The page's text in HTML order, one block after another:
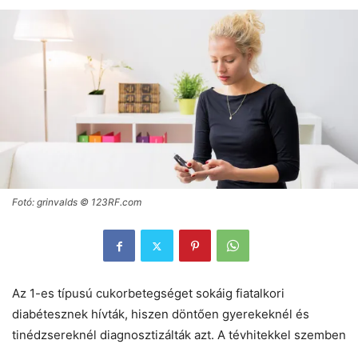
Fotó: grinvalds © 123RF.com
Az 1-es típusú cukorbetegséget sokáig fiatalkori
diabétesznek hívták, hiszen döntően gyerekeknél és
tinédzsereknél diagnosztizálták azt. A tévhitekkel szemben